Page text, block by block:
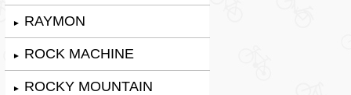
► RAYMON
► ROCK MACHINE
► ROCKY MOUNTAIN